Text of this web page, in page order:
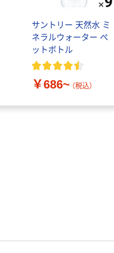
サントリー 天然水 ミ
ネラルウォーター ペ
ットボトル
￥686~ （税込）